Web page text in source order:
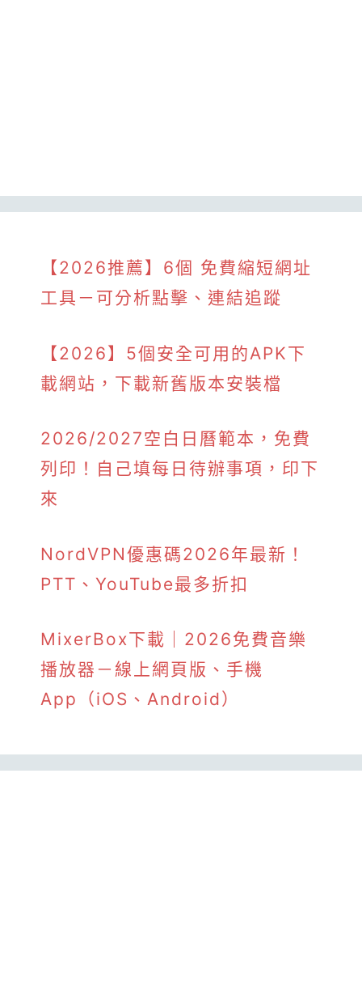
【2026推薦】6個 免費縮短網址
工具－可分析點擊、連結追蹤
【2026】5個安全可用的APK下
載網站，下載新舊版本安裝檔
2026/2027空白日曆範本，免費
列印！自己填每日待辦事項，印下
來
NordVPN優惠碼2026年最新！
PTT、YouTube最多折扣
MixerBox下載｜2026免費音樂
播放器－線上網頁版、手機
App（iOS、Android）